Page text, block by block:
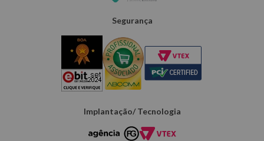
Segurança
Implantação/ Tecnologia